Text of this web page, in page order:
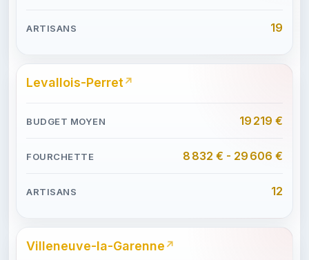
19
Levallois-Perret
19 219 €
8 832 € - 29 606 €
12
Villeneuve-la-Garenne